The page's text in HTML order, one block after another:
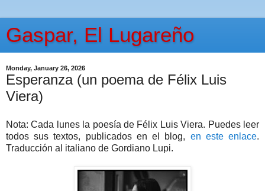
Gaspar, El Lugareño
Monday, January 26, 2026
Esperanza (un poema de Félix Luis
Viera)
Nota: Cada lunes la poesía de Félix Luis Viera. Puedes leer
todos sus textos, publicados en el blog, en este enlace.
Traducción al italiano de Gordiano Lupi.